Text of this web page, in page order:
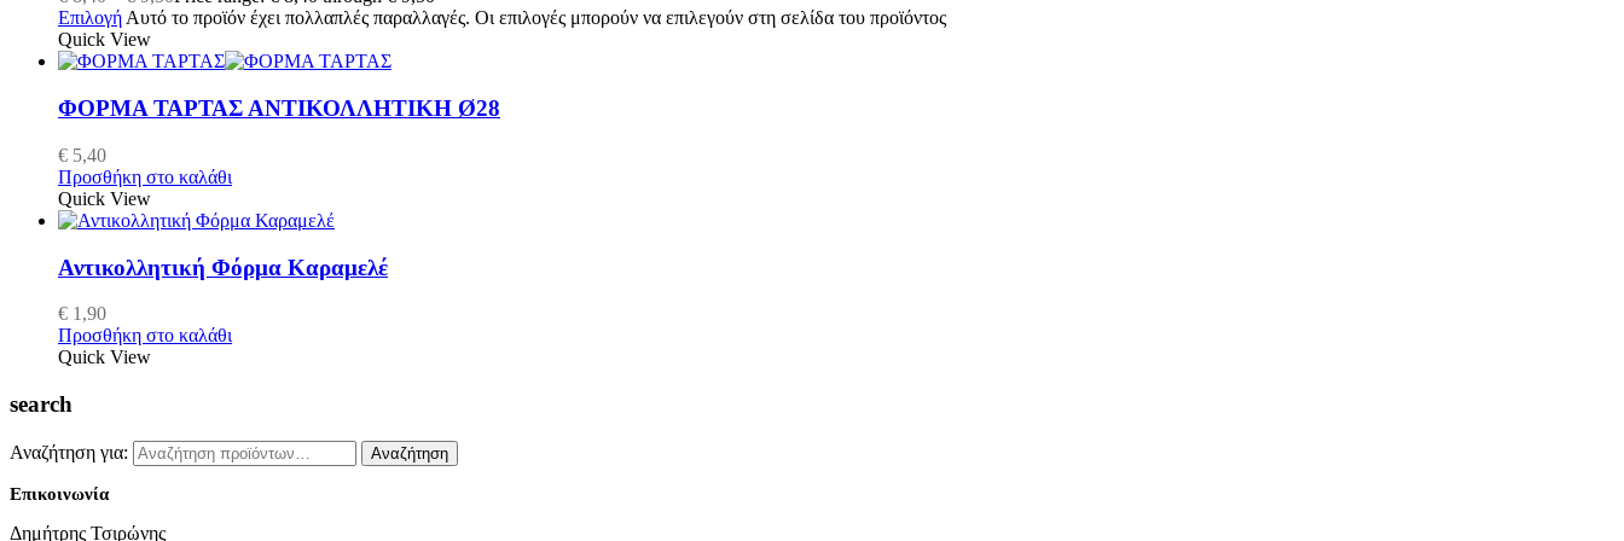
ΕπιλογήΑυτό το προϊόν έχει πολλαπλές παραλλαγές. Οι επιλογές μπορούν να επιλεγούν στη σελίδα του προϊόντος
Quick View
ΦΟΡΜΑ ΤΑΡΤΑΣ ΑΝΤΙΚΟΛΛΗΤΙΚΗ Ø28
€ 5,40
Προσθήκη στο καλάθι
Quick View
Αντικολλητική Φόρμα Καραμελέ
€ 1,90
Προσθήκη στο καλάθι
Quick View
search
Αναζήτηση για: Αναζήτηση
Επικοινωνία
Δημήτρης Τσιρώνης